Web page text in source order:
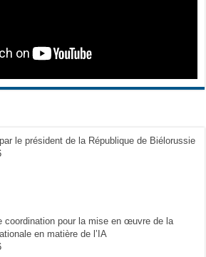
le président de la République de Biélorussie
coordination pour la mise en œuvre de la
en matière de l’IA